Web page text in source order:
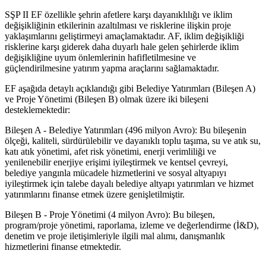
SŞP II EF özellikle şehrin afetlere karşı dayanıklılığı ve iklim
değişikliğinin etkilerinin azaltılması ve risklerine ilişkin proje
yaklaşımlarını geliştirmeyi amaçlamaktadır. AF, iklim değişikliği
risklerine karşı giderek daha duyarlı hale gelen şehirlerde iklim
değişikliğine uyum önlemlerinin hafifletilmesine ve
güçlendirilmesine yatırım yapma araçlarını sağlamaktadır.
EF aşağıda detaylı açıklandığı gibi Belediye Yatırımları (Bileşen A)
ve Proje Yönetimi (Bileşen B) olmak üzere iki bileşeni
desteklemektedir:
Bileşen A - Belediye Yatırımları (496 milyon Avro): Bu bileşenin
ölçeği, kaliteli, sürdürülebilir ve dayanıklı toplu taşıma, su ve atık su,
katı atık yönetimi, afet risk yönetimi, enerji verimliliği ve
yenilenebilir enerjiye erişimi iyileştirmek ve kentsel çevreyi,
belediye yangınla mücadele hizmetlerini ve sosyal altyapıyı
iyileştirmek için talebe dayalı belediye altyapı yatırımları ve hizmet
yatırımlarını finanse etmek üzere genişletilmiştir.
Bileşen B - Proje Yönetimi (4 milyon Avro): Bu bileşen,
program/proje yönetimi, raporlama, izleme ve değerlendirme (İ&D),
denetim ve proje iletişimleriyle ilgili mal alımı, danışmanlık
hizmetlerini finanse etmektedir.